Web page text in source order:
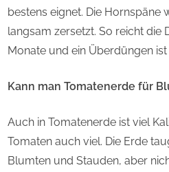
bestens eignet. Die Hornspäne
langsam zersetzt. So reicht die
Monate und ein Überdüngen
Kann man Tomatenerde für
Auch in Tomatenerde ist viel
Tomaten auch viel. Die Erde
Blumten und Stauden, aber